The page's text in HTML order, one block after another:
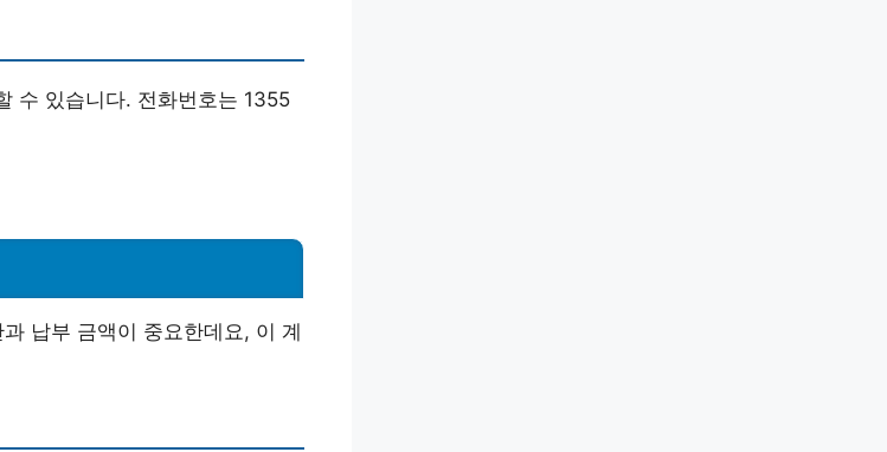
수 있습니다. 전화번호는 1355
납부 금액이 중요한데요, 이 계